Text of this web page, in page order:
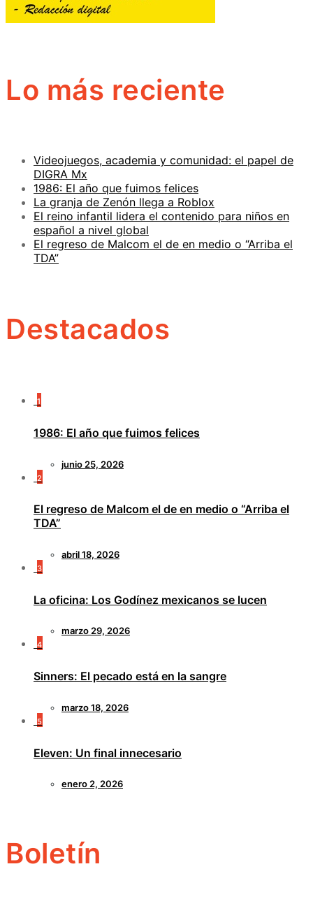
Lo más reciente
Videojuegos, academia y comunidad: el papel de
DIGRA Mx
1986: El año que fuimos felices
La granja de Zenón llega a Roblox
El reino infantil lidera el contenido para niños en
español a nivel global
El regreso de Malcom el de en medio o “Arriba el
TDA”
Destacados
1
1986: El año que fuimos felices
junio 25, 2026
2
El regreso de Malcom el de en medio o “Arriba el
TDA”
abril 18, 2026
3
La oficina: Los Godínez mexicanos se lucen
marzo 29, 2026
4
Sinners: El pecado está en la sangre
marzo 18, 2026
5
Eleven: Un final innecesario
enero 2, 2026
Boletín